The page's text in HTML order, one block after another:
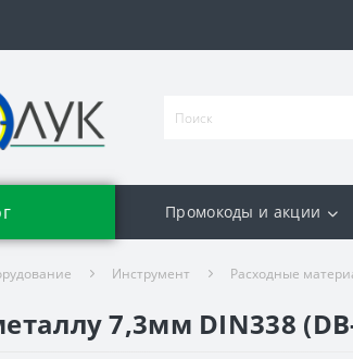
Промокоды и акции
Инструмент Расходные
7,3мм DIN338